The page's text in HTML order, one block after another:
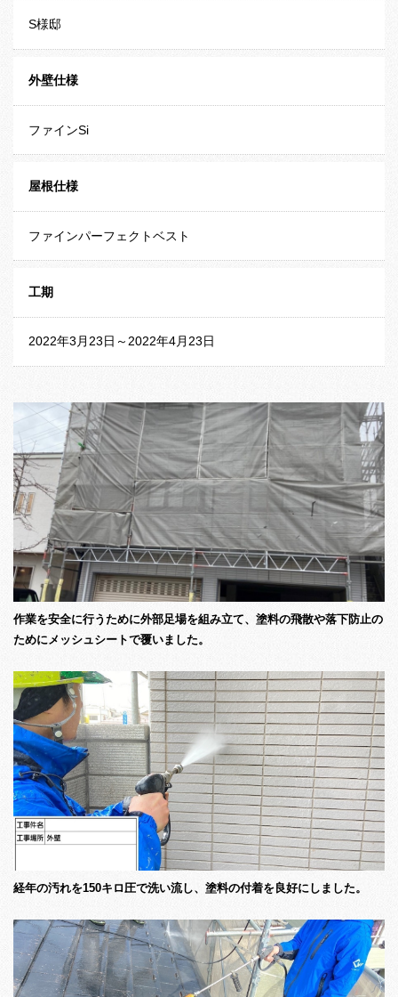
S様邸
外壁仕様
ファインSi
屋根仕様
ファインパーフェクトベスト
工期
2022年3月23日～2022年4月23日
作業を安全に行うために外部足場を組み立て、塗料の飛散や落下防止の
ためにメッシュシートで覆いました。
経年の汚れを150キロ圧で洗い流し、塗料の付着を良好にしました。